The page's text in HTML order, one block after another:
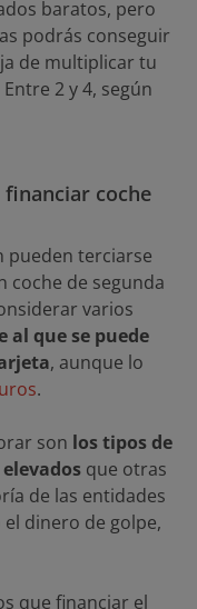
baratos, pero
podrás conseguir
de multiplicar tu
2 y 4, según
coche
pueden terciarse
coche de segunda
varios
al que se puede
, aunque lo
.
son los tipos de
elevados que otras
de las entidades
dinero de golpe,
que financiar el